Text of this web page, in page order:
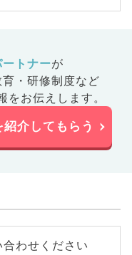
トナーが
育・研修制度など
お伝えします。
介してもらう
わせください